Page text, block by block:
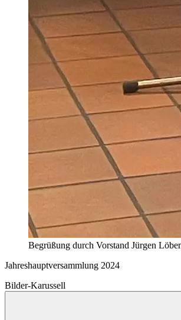
Begrüßung durch Vorstand Jürgen
Jahreshauptversammlung 2024
Bilder-Karussell